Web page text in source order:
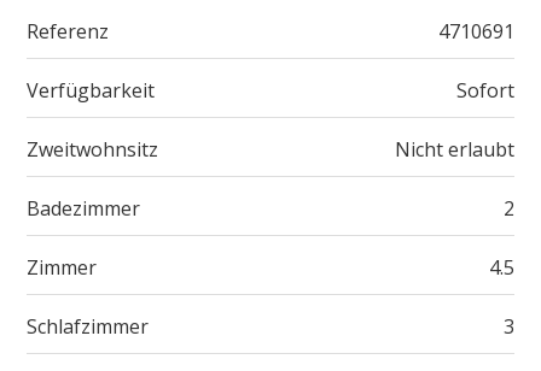
Referenz 4710691
Verfügbarkeit Sofort
Zweitwohnsitz Nicht erlaubt
Badezimmer 2
Zimmer 4.5
Schlafzimmer 3